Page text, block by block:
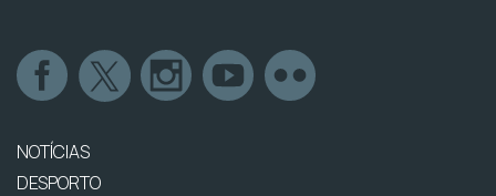
NOTÍCIAS
DESPORTO